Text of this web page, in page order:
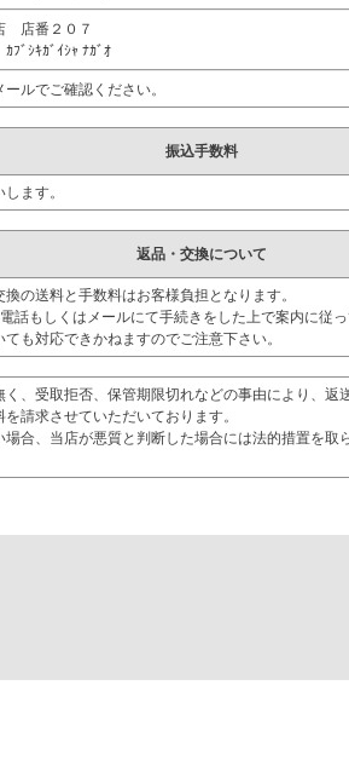
店番２０７
ﾞｼｷｶﾞｲｼｬ ﾅｶﾞｵ
ルでご確認ください。
振込手数料
ます。
返品・交換について
の送料と手数料はお客様負担となります。
話もしくはメールにて手続きをした上で案内に従っ
も対応できかねますのでご注意下さい。
く、受取拒否、保管期限切れなどの事由により、返
請求させていただいております。
合、当店が悪質と判断した場合には法的措置を取